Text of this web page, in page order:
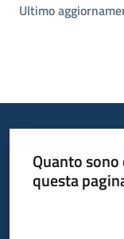
Ultimo
Quanto
questa